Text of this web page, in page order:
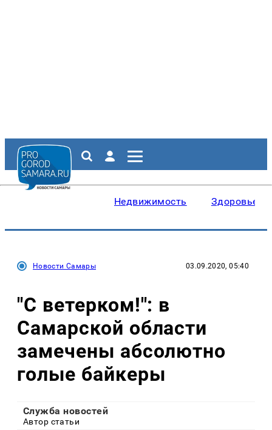
Недвижимость Здоровье
Новости Самары 03.09.2020, 05:40
"С ветерком!": в
Самарской области
замечены абсолютно
голые байкеры
Служба новостей
Автор статьи